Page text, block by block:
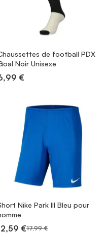
de football PDX
Noir Unisexe
€
Nike Park III Bleu pour
€17,99 €